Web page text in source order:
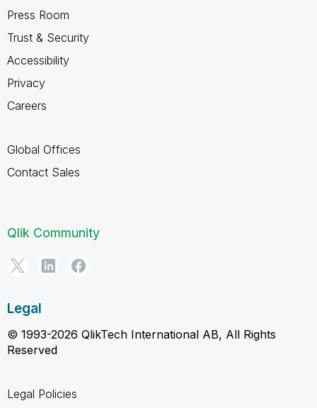
Press Room
Trust & Security
Accessibility
Privacy
Careers
Global Offices
Contact Sales
Qlik Community
Legal
© 1993-2026 QlikTech International AB, All Rights
Reserved
Legal Policies